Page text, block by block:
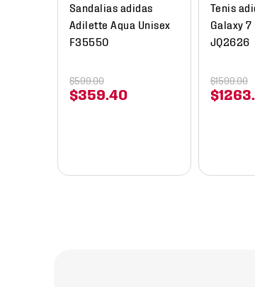
Sandalias adidas
Adilette Aqua Unisex
F35550
$359 40
$599.00
Tenis
Galaxy
JQ2626
$1263
$1599.00